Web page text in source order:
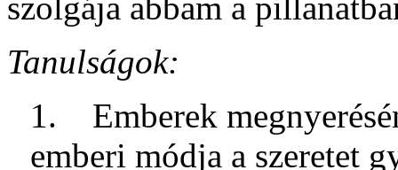
szolgája abbam a
Tanulságok:
1. Emberek
emberi módja a szeretet